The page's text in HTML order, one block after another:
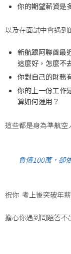
你的期望薪資是
以及在面試中會遇到
新航跟阿聯酋最
這麼好，怎麼不
你對自己的財務
你的上一份工作
算如何運用？
這些都是身為準航空
負債100萬，卻
祝你 考上後突破年
擔心你遇到問題答不